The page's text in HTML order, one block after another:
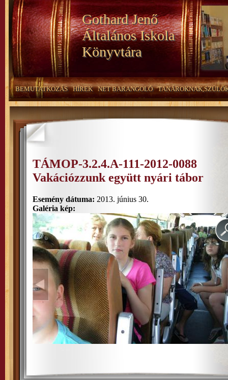
Gothard Jenő
Általános Iskola
Könyvtára
BEMUTATKOZÁS HÍREK NET BARANGOLÓ
TÁMOP-3.2.4.A-111-2012-0088
Vakációzzunk együtt nyári tábor
Esemény dátuma: 2013. június 30.
Galéria kép: